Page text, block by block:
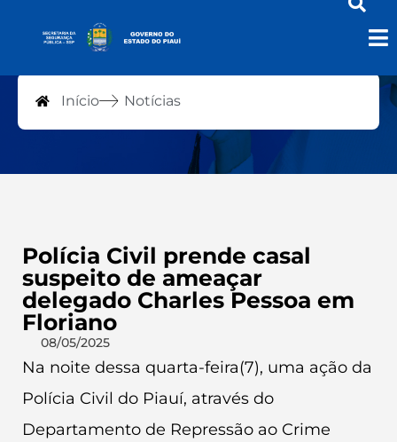
Notícias
Início Notícias
Polícia Civil prende casal
suspeito de ameaçar
delegado Charles Pessoa em
Floriano
08/05/2025
Na noite dessa quarta-feira(7), uma ação da
Polícia Civil do Piauí, através do
Departamento de Repressão ao Crime